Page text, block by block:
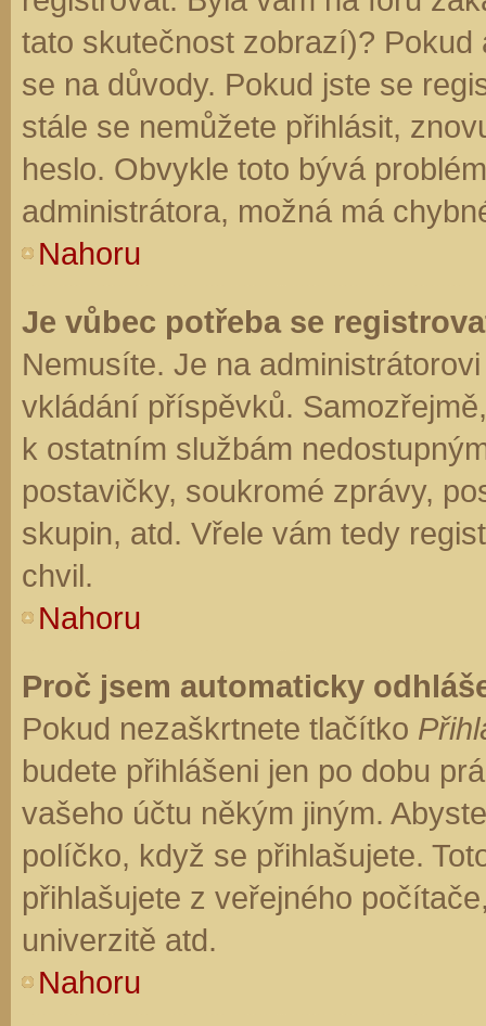
tato skutečnost zobrazí)?
se na důvody. Pokud jste se
stále se nemůžete přihlásit,
heslo. Obvykle toto bývá
administrátora, možná má
Nahoru
Je vůbec potřeba se
Nemusíte. Je na
vkládání příspěvků.
k ostatním službám
postavičky, soukromé zprávy,
skupin, atd. Vřele vám tedy
chvil.
Nahoru
Proč jsem automaticky
Pokud nezaškrtnete tlačítko
budete přihlášeni jen po dobu
vašeho účtu někým jiným.
políčko, když se přihlašujete.
přihlašujete z veřejného
univerzitě atd.
Nahoru